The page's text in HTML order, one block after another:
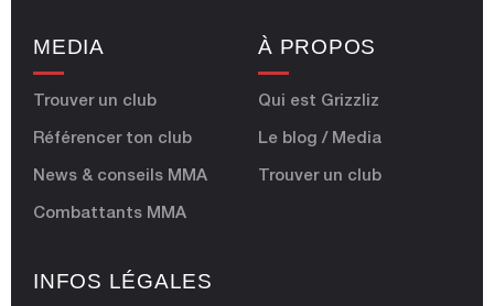
MEDIA
Trouver un club
Référencer ton club
News & conseils MMA
Combattants MMA
À PROPOS
Qui est Grizzliz
Le blog / Media
Trouver un club
INFOS LÉGALES